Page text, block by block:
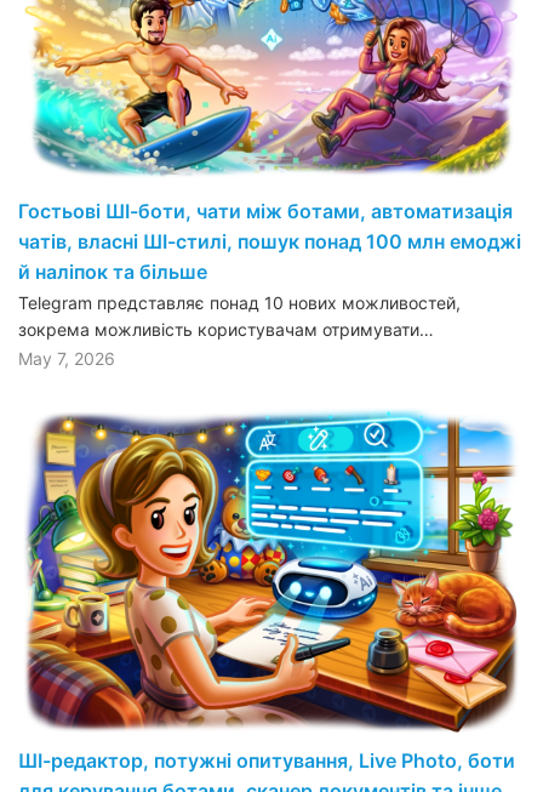
Гостьові ШІ-боти, чати між ботами, автоматизація
чатів, власні ШІ-стилі, пошук понад 100 млн емоджі
й наліпок та більше
Telegram представляє понад 10 нових можливостей,
зокрема можливість користувачам отримувати…
May 7, 2026
ШІ-редактор, потужні опитування, Live Photo, боти